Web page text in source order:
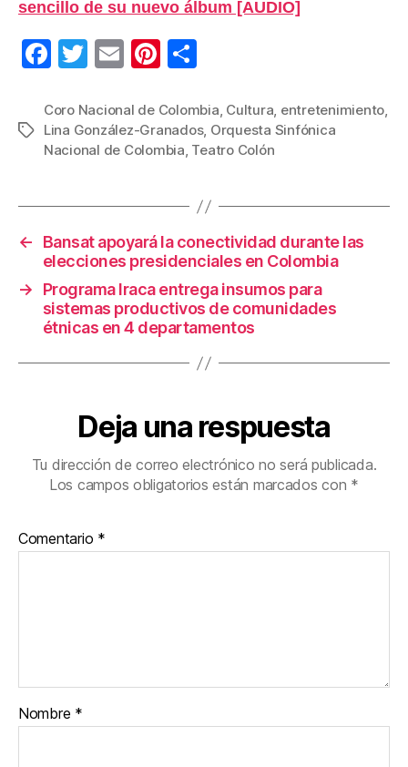
sencillo de su nuevo álbum [AUDIO]
F
c
e
o
o
k
T
tt
er
E
ail
Pi
er
e
m
p
tir
Etiquetas
Coro Nacional de Colombia, Cultura, entretenimiento,
Lina González-Granados, Orquesta Sinfónica
Nacional de Colombia, Teatro Colón
←
Bansat apoyará la conectividad durante las
elecciones presidenciales en Colombia
→
Programa Iraca entrega insumos para
sistemas productivos de comunidades
étnicas en 4 departamentos
Deja una respuesta
Tu dirección de correo electrónico no será publicada.
Los campos obligatorios están marcados con *
Comentario *
Nombre *